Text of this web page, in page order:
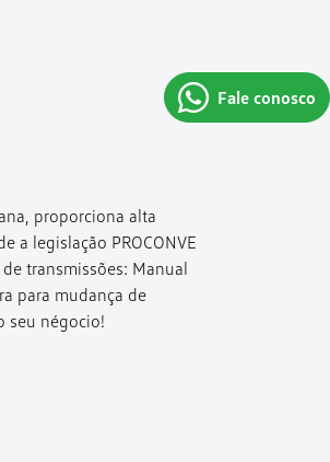
proporciona alta
a legislação PROCONVE
transmissões: Manual
para mudança de
seu négocio!
Fale conosco